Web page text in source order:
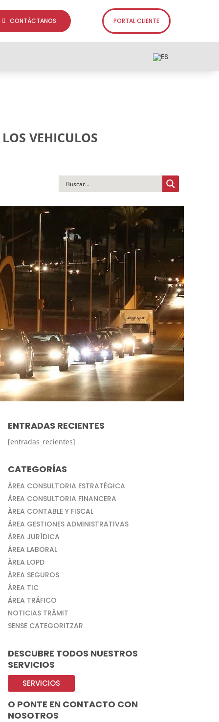
CONTÁCTANOS PORTAL CLIENTE
VEHICULOS
ENTRADAS RECIENTES
[entradas_recientes]
CATEGORÍAS
ÀREA CONSULTORIA ESTRATÈGICA
ÀREA CONSULTORIA FINANCERA
ÀREA CONTABLE Y FISCAL
ÁREA GESTIONES ADMINISTRATIVAS
ÀREA JURÍDICA
ÁREA LABORAL
ÀREA LOPD
ÁREA SEGUROS
ÁREA TIC
ÁREA TRÁFICO
NOTICIAS TRÀMIT
SENSE CATEGORITZAR
DESCUBRE TODOS NUESTROS
SERVICIOS
SERVICIOS
O PONTE EN CONTACTO CON
NOSOTROS